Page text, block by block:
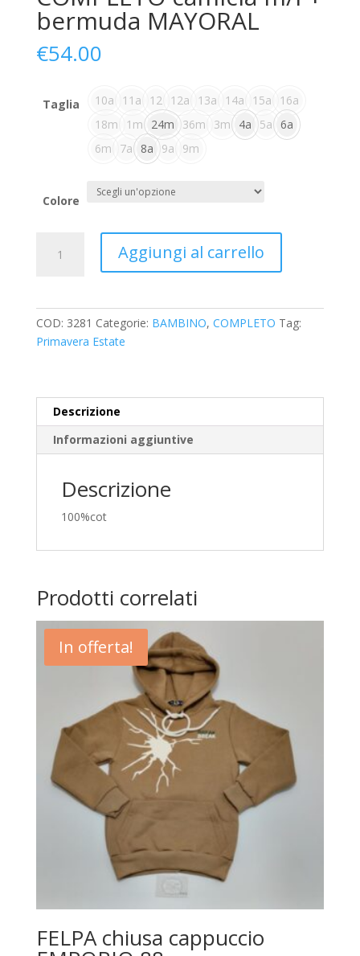
bermuda MAYORAL
€54.00
Taglia 10a 11a 12 12a 13a 14a 15a
16a
18m
1m 24m 36m 3m 4a 5a
6a
6m
7a 8a 9a 9m
Colore
camicia
Aggiungi al carrello
COD: 3281 Categorie: BAMBINO, COMPLETO Tag:
Primavera Estate
Descrizione
Informazioni aggiuntive
Descrizione
100%cot
Prodotti correlati
In offerta!
FELPA chiusa cappuccio